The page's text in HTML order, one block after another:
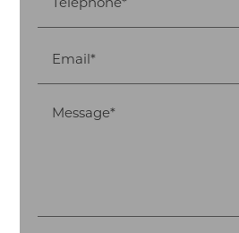
Téléphone*
Email*
Message*